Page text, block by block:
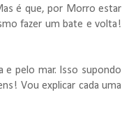
é que, por Morro estar
fazer um bate e volta!
e pelo mar. Isso supondo
Vou explicar cada uma